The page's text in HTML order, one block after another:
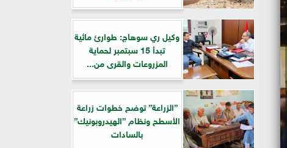
وكيل ري سوهاج: طوارئ مائية
تبدأ 15 سبتمبر لحماية
المزروعات والقرى من...
”الزراعة” توضح خطوات زراعة
الأسطح ونظام ”الهيدروبونيك”
بالسادات